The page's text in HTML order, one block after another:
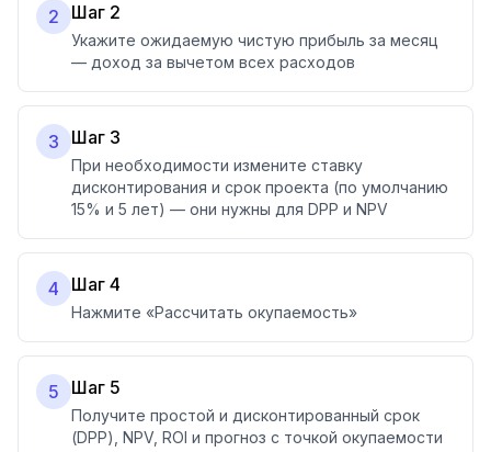
2 Шаг 2
Укажите ожидаемую чистую прибыль за месяц
— доход за вычетом всех расходов
3 Шаг 3
При необходимости измените ставку
дисконтирования и срок проекта (по умолчанию
15% и 5 лет) — они нужны для DPP и NPV
4 Шаг 4
Нажмите «Рассчитать окупаемость»
5 Шаг 5
Получите простой и дисконтированный срок
(DPP), NPV, ROI и прогноз с точкой окупаемости